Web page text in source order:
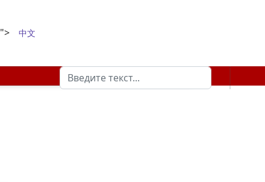
"> 中文
Поиск